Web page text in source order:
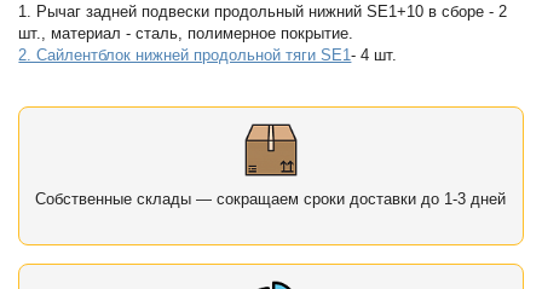
1. Рычаг задней подвески продольный нижний SE1+10 в сборе - 2
шт., материал - сталь, полимерное покрытие.
2. Сайлентблок нижней продольной тяги SE1- 4 шт.
Собственные склады — сокращаем сроки доставки до 1-3 дней